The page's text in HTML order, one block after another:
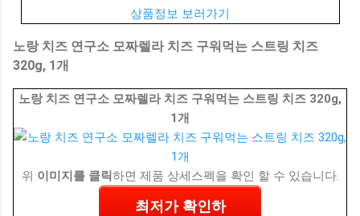
상품정보 보러가기
노랑 치즈 연구소 모짜렐라 치즈 구워먹는 스트링 치즈
320g, 1개
노랑 치즈 연구소 모짜렐라 치즈 구워먹는 스트링 치즈 320g,
1개
위 이미지를 클릭하면 제품 상세스펙을 확인 할 수 있습니다.
최저가 확인하